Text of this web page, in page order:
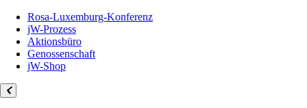
Rosa-Luxemburg-Konferenz
jW-Prozess
Aktionsbüro
Genossenschaft
jW-Shop